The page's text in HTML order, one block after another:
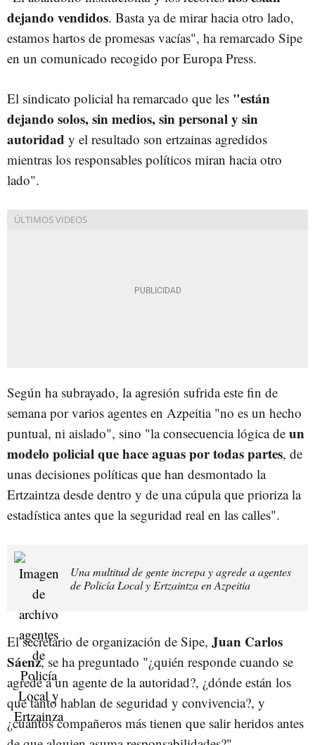
dejando vendidos. Basta ya de mirar hacia otro lado,
estamos hartos de promesas vacías", ha remarcado Sipe
en un comunicado recogido por Europa Press.
El sindicato policial ha remarcado que les "están
dejando solos, sin medios, sin personal y sin
autoridad y el resultado son ertzainas agredidos
mientras los responsables políticos miran hacia otro
lado".
Según ha subrayado, la agresión sufrida este fin de
semana por varios agentes en Azpeitia "no es un hecho
puntual, ni aislado", sino "la consecuencia lógica de un
modelo policial que hace aguas por todas partes, de
unas decisiones políticas que han desmontado la
Ertzaintza desde dentro y de una cúpula que prioriza la
estadística antes que la seguridad real en las calles".
Una multitud de gente increpa y agrede a agentes
de Policía Local y Ertzaintza en Azpeitia
El secretario de organización de Sipe, Juan Carlos
Sáenz, se ha preguntado "¿quién responde cuando se
agrede a un agente de la autoridad?, ¿dónde están los
que tanto hablan de seguridad y convivencia?, y
¿cuántos compañeros más tienen que salir heridos antes